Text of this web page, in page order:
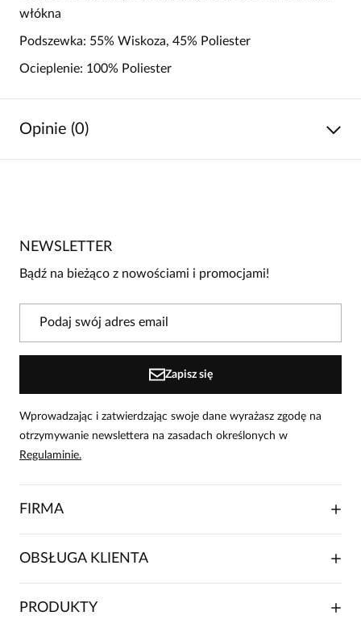
włókna
Podszewka: 55% Wiskoza, 45% Poliester
Ocieplenie: 100% Poliester
Opinie (0)
Bądź pierwszą osobą, która podzieli się opinią o tym
W naszej witrynie opinie mogą dodawać tylko
NEWSLETTER
Bądź na bieżąco z nowościami i promocjami!
Zapisz się
Wprowadzając i zatwierdzając swoje dane wyrażasz zgodę na
otrzymywanie newslettera na zasadach określonych w
Regulaminie.
FIRMA
FRANCZYZA
OBSŁUGA KLIENTA
PRODUKTY